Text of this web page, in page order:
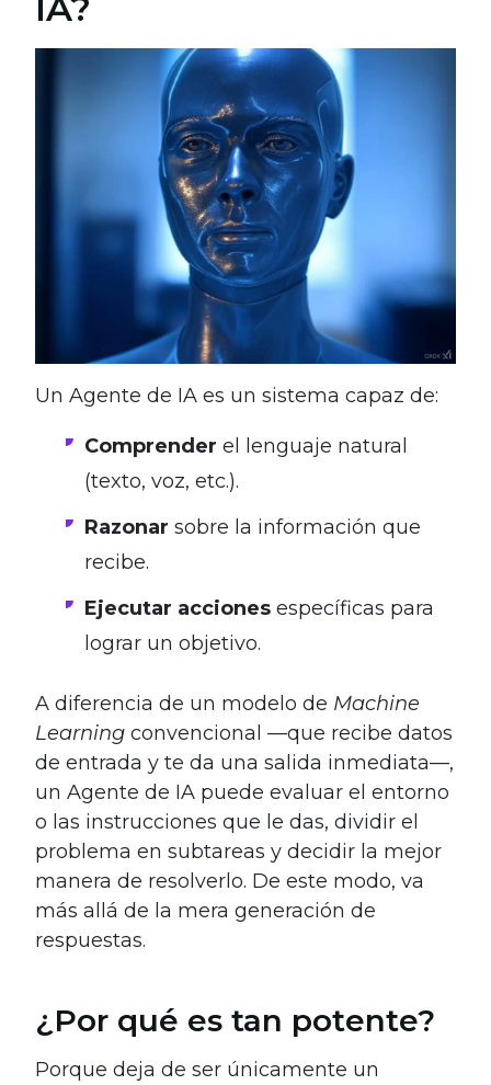
Un Agente de IA es un sistema capaz de:
Comprender el lenguaje natural
(texto, voz, etc.).
Razonar sobre la información que
recibe.
Ejecutar acciones específicas para
lograr un objetivo.
A diferencia de un modelo de Machine
Learning convencional —que recibe datos
de entrada y te da una salida inmediata—,
un Agente de IA puede evaluar el entorno
o las instrucciones que le das, dividir el
problema en subtareas y decidir la mejor
manera de resolverlo. De este modo, va
más allá de la mera generación de
respuestas.
¿Por qué es tan potente?
Porque deja de ser únicamente un